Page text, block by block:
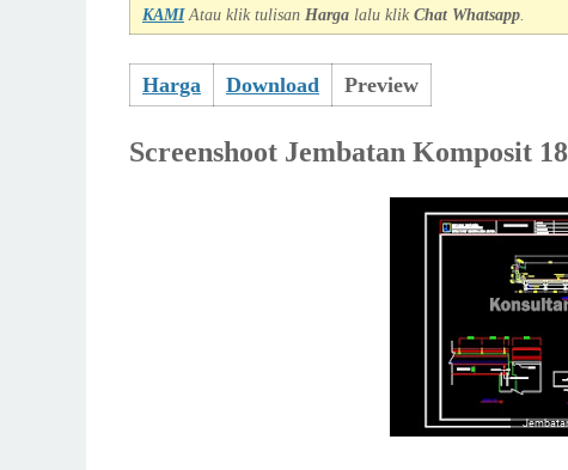
KAMIAtau klik tulisan Harga lalu klik Chat Whatsapp
Harga Download Preview
Screenshoot Jembatan Komposit